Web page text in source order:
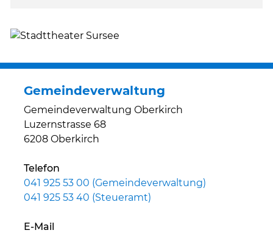
Gemeindeverwaltung
Gemeindeverwaltung Oberkirch
Luzernstrasse 68
6208 Oberkirch
Telefon
041 925 53 00 (Gemeindeverwaltung)
041 925 53 40 (Steueramt)
E-Mail